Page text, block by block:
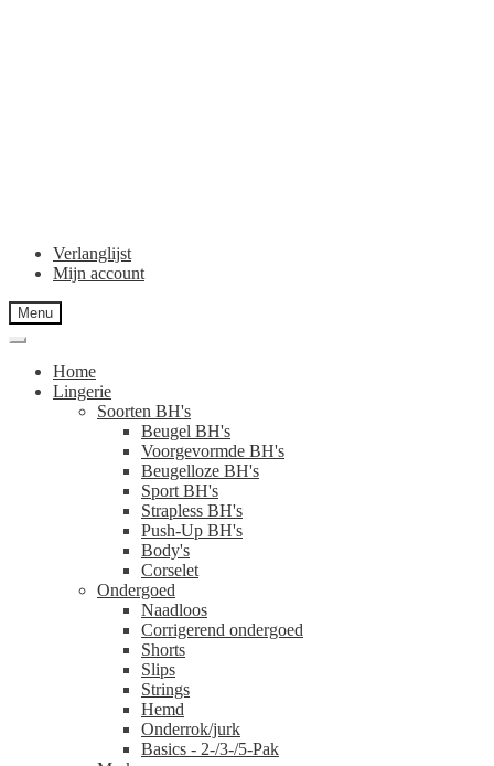
Verlanglijst
Mijn account
Menu
Home
Lingerie
Soorten BH's
Beugel BH's
Voorgevormde BH's
Beugelloze BH's
Sport BH's
Strapless BH's
Push-Up BH's
Body's
Corselet
Ondergoed
Naadloos
Corrigerend ondergoed
Shorts
Slips
Strings
Hemd
Onderrok/jurk
Basics - 2-/3-/5-Pak